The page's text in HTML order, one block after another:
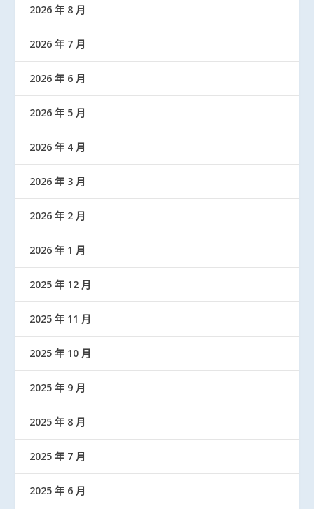
2026 年 8 月
2026 年 7 月
2026 年 6 月
2026 年 5 月
2026 年 4 月
2026 年 3 月
2026 年 2 月
2026 年 1 月
2025 年 12 月
2025 年 11 月
2025 年 10 月
2025 年 9 月
2025 年 8 月
2025 年 7 月
2025 年 6 月